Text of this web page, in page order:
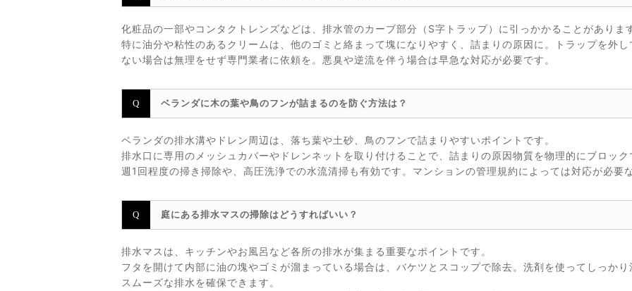
化粧品の一部やコンタクトレンズなどは、排水管のカーブ部分（S字トラップ）に引っかかることがありま
特に油分や粘性のあるクリームは、他のゴミと絡まって塊になりやすく、詰まりの原因に。トラップを外
ない場合は無理をせず専門業者に依頼を。悪臭や逆流を伴う場合は早急な対応が必要です。
ベランダに木の葉や鳥のフンが詰まるのを防ぐ方法は？
ベランダの排水溝やドレン周辺は、落ち葉や土砂、鳥のフンで詰まりやすいポイントです。
排水口に専用のメッシュカバーやドレンネットを取り付けることで、詰まりの原因物質を物理的にブロッ
週1回程度の掃き掃除や、高圧洗浄での水流清掃も有効です。マンションの管理規約によっては対応が必要
庭にある排水マスの掃除はどうすればいい？
排水マスは、キッチンやお風呂など各所の排水が集まる重要なポイントです。
フタを開けて内部に油の塊やゴミが溜まっている場合は、バケツとスコップで除去。洗剤を使ってしっか
スムーズな排水を確保できます。